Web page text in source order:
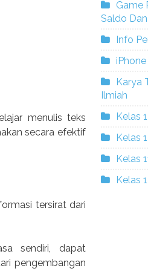
menulis teks
secara efektif
tersirat dari
sendiri, dapat
pengembangan
Game
Saldo
Info
iPhone
Karya
Ilmiah
Kelas 1
Kelas
Kelas
Kelas